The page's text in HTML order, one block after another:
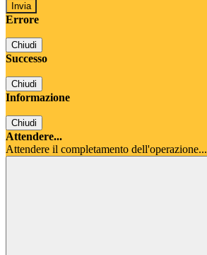
Errore
Chiudi
Successo
Chiudi
Informazione
Chiudi
Attendere...
Attendere il completamento dell'operazione...